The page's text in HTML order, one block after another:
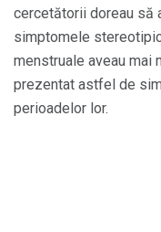
cercetătorii doreau să
simptomele
menstruale aveau mai
prezentat astfel de
perioadelor lor.